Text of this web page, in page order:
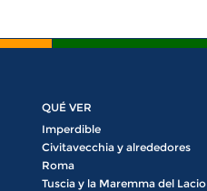
QUÉ VER
Imperdible
Civitavecchia y alrededores
Roma
Tuscia y la Maremma del Lacio